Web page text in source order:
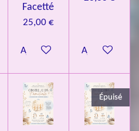
Facetté
25,00 €
Ajouter au panierAjouter au
Épuisé